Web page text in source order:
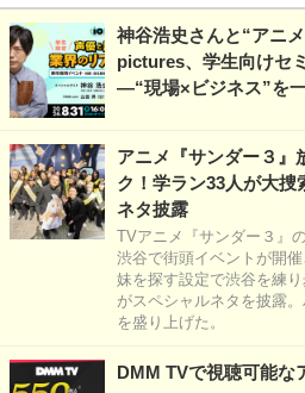
神谷浩史さんと“アニ
pictures、学生向けセ
―“現場×ビジネス”を
アニメ『サンダー３』
ク！学ラン33人が大
ネタ披露
TVアニメ『サンダー３』
渋谷で街頭イベントが開
妹を探す設定で渋谷を練
がスペシャルネタを披露
を盛り上げた。
DMM TVで視聴可能な